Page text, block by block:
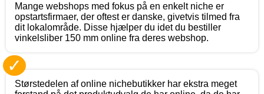
Mange webshops med fokus på en enkelt niche er
opstartsfirmaer, der oftest er danske, givetvis tilmed fra
dit lokalområde. Disse hjælper du idet du bestiller
vinkelsliber 150 mm online fra deres webshop.
✓
Størstedelen af online nichebutikker har ekstra meget